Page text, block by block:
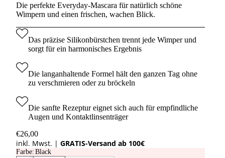
Die perfekte Everyday-Mascara für natürlich schöne
Wimpern und einen frischen, wachen Blick.
Das präzise Silikonbürstchen trennt jede Wimper und
sorgt für ein harmonisches Ergebnis
Die langanhaltende Formel hält den ganzen Tag ohne
zu verschmieren oder zu bröckeln
Die sanfte Rezeptur eignet sich auch für empfindliche
Augen und Kontaktlinsenträger
€26,00
inkl. Mwst. | GRATIS-Versand ab 100€
Farbe: Black